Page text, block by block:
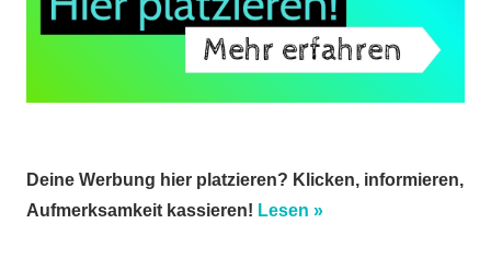
Deine Werbung hier platzieren? Klicken, informieren,
Aufmerksamkeit kassieren! Lesen »